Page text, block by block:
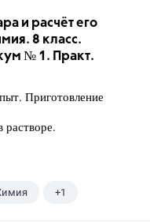
и расчёт его
8 класс.
№ 1. Практ.
Приготовление
растворе.
+1